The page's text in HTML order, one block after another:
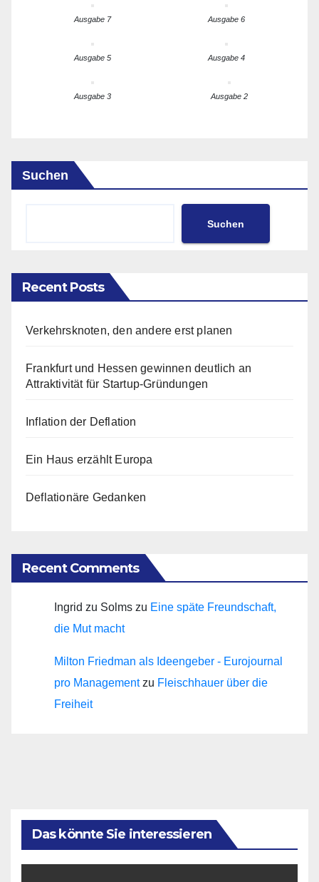
Ausgabe 7 Ausgabe 6
Ausgabe 5 Ausgabe 4
Ausgabe 3 Ausgabe 2
Suchen
Suchen
Recent Posts
Verkehrsknoten, den andere erst planen
Frankfurt und Hessen gewinnen deutlich an
Attraktivität für Startup-Gründungen
Inflation der Deflation
Ein Haus erzählt Europa
Deflationäre Gedanken
Recent Comments
Ingrid zu Solms zu Eine späte Freundschaft,
die Mut macht
Milton Friedman als Ideengeber - Eurojournal
pro Managementzu Fleischhauer über die
Freiheit
Das könnte Sie interessieren